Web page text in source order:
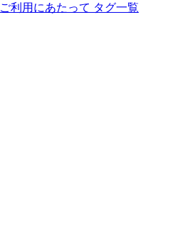
ご利用にあたって タグ一覧